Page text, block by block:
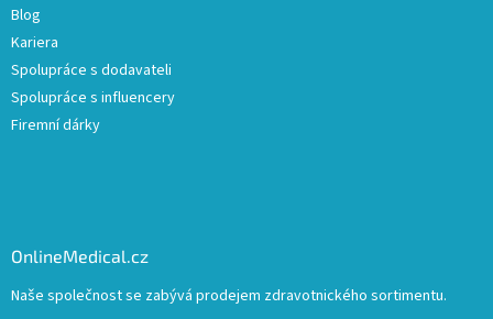
Blog
Kariera
Spolupráce s dodavateli
Spolupráce s influencery
Firemní dárky
OnlineMedical.cz
Naše společnost se zabývá prodejem zdravotnického sortimentu.